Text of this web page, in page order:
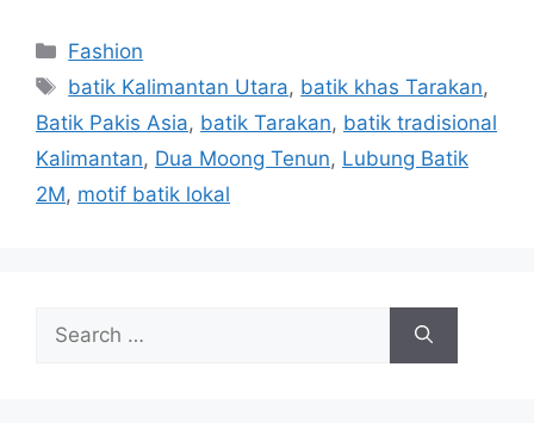
Categories
Fashion
Tags
batik Kalimantan Utara, batik khas Tarakan,
Batik Pakis Asia, batik Tarakan, batik tradisional
Kalimantan, Dua Moong Tenun, Lubung Batik
2M, motif batik lokal
for: